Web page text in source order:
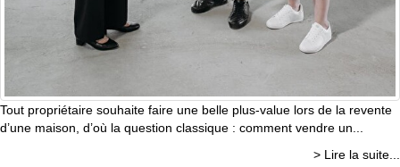
Tout propriétaire souhaite faire une belle plus-value lors de la revente
d’une maison, d’où la question classique : comment vendre un...
> Lire la suite...